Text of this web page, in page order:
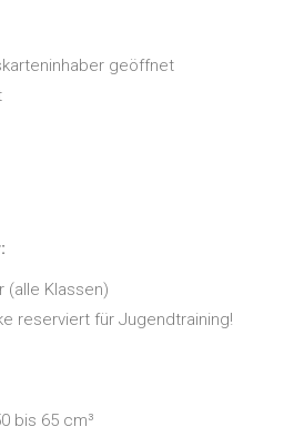
geöffnet
(alle Klassen)
reserviert für Jugendtraining!
bis 65 cm³